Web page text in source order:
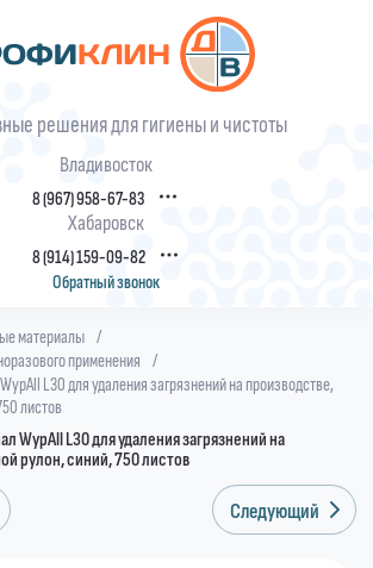
решения для гигиены и чистоты
Владивосток
8 (967) 958-67-83
Хабаровск
8 (914) 159-09-82
Обратный звонок
материалы /
применения
/
L30 для удаления загрязнений на производстве,
листов
WypAll L30 для удаления загрязнений на
рулон, синий, 750 листов
Следующий